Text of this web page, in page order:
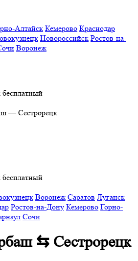
Алтайск Кемерово Краснодар
Новороссийск Ростов-на-
Воронеж
бесплатный
— Сестрорецк
бесплатный
Воронеж Саратов Луганск
Ростов-на-Дону Кемерово Горно-
Сочи
⇆ Сестрорецк